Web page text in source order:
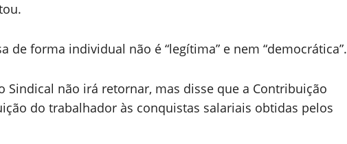
de forma individual não é “legítima” e nem “democrática”.
não irá retornar, mas disse que a Contribuição
do trabalhador às conquistas salariais obtidas pelos